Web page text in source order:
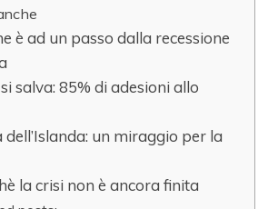
è ad un passo dalla recessione
salva: 85% di adesioni allo
un miraggio per la
la crisi non è ancora finita